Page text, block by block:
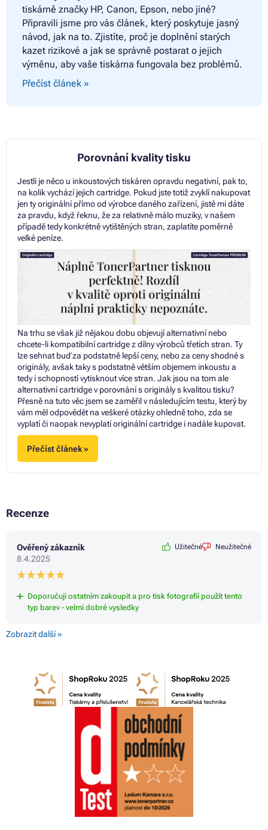
tiskárně značky HP, Canon, Epson, nebo jiné?
Připravili jsme pro vás článek, který poskytuje jasný
návod, jak na to. Zjistíte, proč je doplnění starých
kazet rizikové a jak se správně postarat o jejich
výměnu, aby vaše tiskárna fungovala bez problémů.
Přečíst článek »
Porovnání kvality tisku
Jestli je něco u inkoustových tiskáren opravdu negativní, pak to,
na kolik vychází jejich cartridge. Pokud jste totiž zvyklí nakupovat
jen ty originální přímo od výrobce daného zařízení, jistě mi dáte
za pravdu, když řeknu, že za relativně málo muziky, v našem
případě tedy konkrétně vytištěných stran, zaplatíte poměrně
velké peníze.
Na trhu se však již nějakou dobu objevují alternativní nebo
chcete-li kompatibilní cartridge z dílny výrobců třetích stran. Ty
lze sehnat buď za podstatně lepší ceny, nebo za ceny shodné s
originály, avšak taky s podstatně větším objemem inkoustu a
tedy i schopností vytisknout více stran. Jak jsou na tom ale
alternativní cartridge v porovnání s originály s kvalitou tisku?
Přesně na tuto věc jsem se zaměřil v následujícím testu, který by
vám měl odpovědět na veškeré otázky ohledně toho, zda se
vyplatí či naopak nevyplatí originální cartridge i nadále kupovat.
Přečíst článek »
Recenze
Ověřený zákazník
8.4.2025
Užitečné Neužitečné
Doporučuji ostatním zakoupit a pro tisk fotografií použít tento
typ barev - velmi dobré vysledky
Zobrazit další »